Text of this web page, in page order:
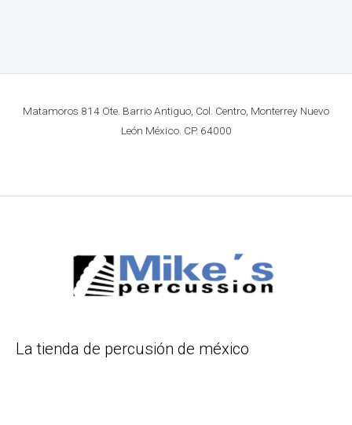
Matamoros 814 Ote. Barrio Antiguo, Col. Centro, Monterrey Nuevo
León México. CP. 64000
La tienda de percusión de méxico